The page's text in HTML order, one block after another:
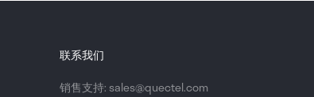
联系我们
销售支持: sales@quectel.com